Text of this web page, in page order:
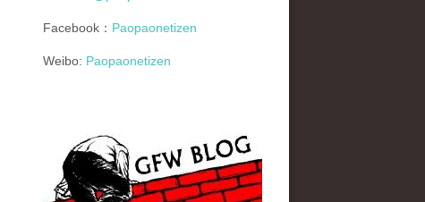
Facebook： Paopaonetizen
Weibo: Paopaonetizen
gfw_blog_small.jpg